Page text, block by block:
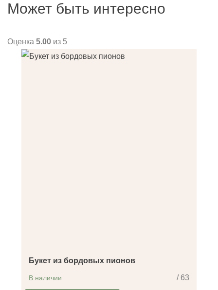
Может быть интересно
Оценка 5.00 из 5
Букет из бордовых пионов
/ 63
В наличии